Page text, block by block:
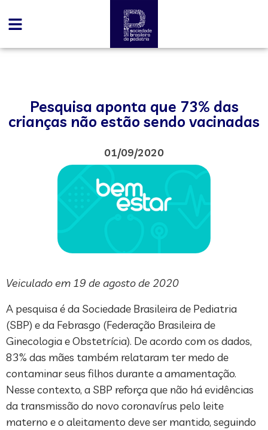
Pesquisa aponta que 73% das
crianças não estão sendo vacinadas
01/09/2020
Veiculado em 19 de agosto de 2020
A pesquisa é da Sociedade Brasileira de Pediatria
(SBP) e da Febrasgo (Federação Brasileira de
Ginecologia e Obstetrícia). De acordo com os dados,
83% das mães também relataram ter medo de
contaminar seus filhos durante a amamentação.
Nesse contexto, a SBP reforça que não há evidências
da transmissão do novo coronavírus pelo leite
materno e o aleitamento deve ser mantido, seguindo